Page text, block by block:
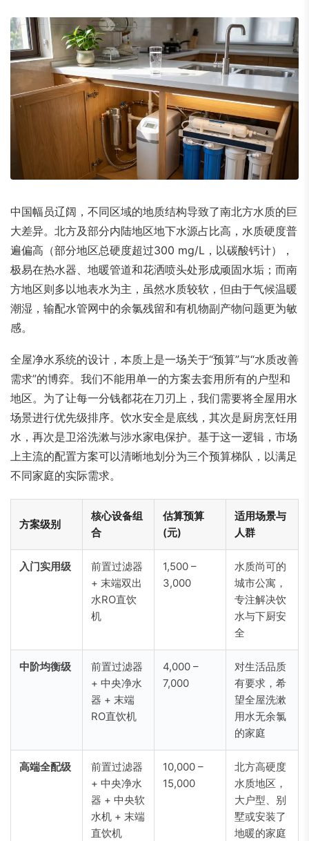
中国幅员辽阔，不同区域的地质结构导致了南北方水质的巨
大差异。北方及部分内陆地区地下水源占比高，水质硬度普
遍偏高（部分地区总硬度超过300 mg/L，以碳酸钙计），
极易在热水器、地暖管道和花洒喷头处形成顽固水垢；而南
方地区则多以地表水为主，虽然水质较软，但由于气候温暖
潮湿，输配水管网中的余氯残留和有机物副产物问题更为敏
感。
全屋净水系统的设计，本质上是一场关于“预算”与“水质改善
需求”的博弈。我们不能用单一的方案去套用所有的户型和
地区。为了让每一分钱都花在刀刃上，我们需要将全屋用水
场景进行优先级排序。饮水安全是底线，其次是厨房烹饪用
水，再次是卫浴洗漱与涉水家电保护。基于这一逻辑，市场
上主流的配置方案可以清晰地划分为三个预算梯队，以满足
不同家庭的实际需求。
方案级别
核心设备组
合
估算预算
(元)
适用场景与
人群
入门实用级
前置过滤器
+ 末端双出
水RO直饮
机
1,500 –
3,000
水质尚可的
城市公寓，
专注解决饮
水与下厨安
全
中阶均衡级
前置过滤器
+ 中央净水
器 + 末端
RO直饮机
4,000 –
7,000
对生活品质
有要求，希
望全屋洗漱
用水无余氯
的家庭
高端全配级
前置过滤器
+ 中央净水
器 + 中央软
水机 + 末端
直饮机
10,000 –
15,000
北方高硬度
水质地区，
大户型、别
墅或安装了
地暖的家庭